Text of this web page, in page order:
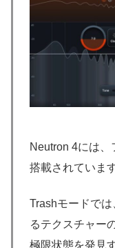
Neutron 4には
搭載されています
Trashモードで
るテクスチャー
極限状態を発見